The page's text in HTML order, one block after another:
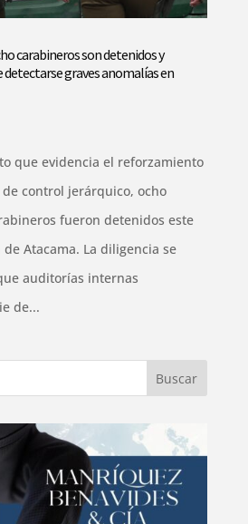
carabineros son detenidos y
detectarse graves anomalías en
que evidencia el reforzamiento
control jerárquico, ocho
fueron detenidos este
Atacama. La diligencia se
auditorías internas
de...